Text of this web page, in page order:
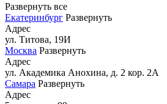
Развернуть все
Екатеринбург Развернуть
Адрес
ул. Титова, 19И
Москва Развернуть
Адрес
ул. Академика Анохина, д. 2 кор. 2А
Самара Развернуть
Адрес